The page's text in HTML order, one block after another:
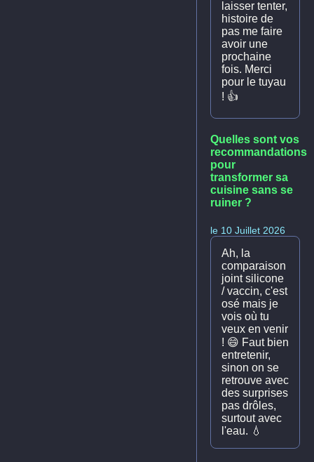
laisser tenter,
histoire de
pas me faire
avoir une
prochaine
fois. Merci
pour le tuyau
! 👍
Quelles sont vos
recommandations
pour
transformer sa
cuisine sans se
ruiner ?
le 10 Juillet 2026
Ah, la
comparaison
joint silicone
/ vaccin, c'est
osé mais je
vois où tu
veux en venir
! 😄 Faut bien
entretenir,
sinon on se
retrouve avec
des surprises
pas drôles,
surtout avec
l'eau. 💧